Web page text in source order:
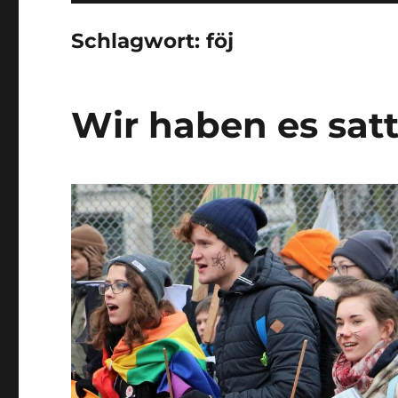
Schlagwort:föj
Wir haben es